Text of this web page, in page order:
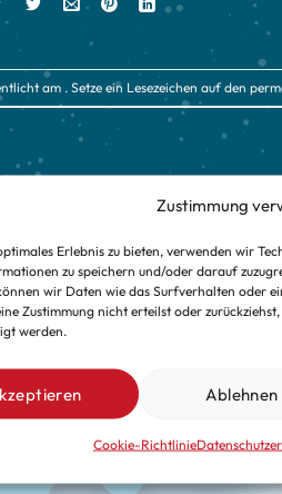
Zustimmung
Erlebnis zu bieten, verwenden wir
zu speichern und/oder darauf
wir Daten wie das Surfverhalten oder
Zustimmung nicht erteilst oder
werden.
Ablehnen
Cookie-Richtlinie
am . Setze ein Lesezeichen auf den